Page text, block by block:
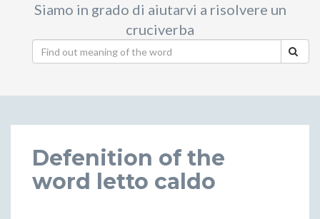
Siamo in grado di aiutarvi a risolvere un
cruciverba
Defenition of the
word letto caldo